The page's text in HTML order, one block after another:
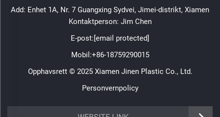
Add: Enhet 1A, Nr. 7 Guangxing Sydvei, Jimei-distrikt, Xiamen
Kontaktperson: Jim Chen
E-post:[email protected]
Mobil:+86-18759290015
Opphavsrett © 2025 Xiamen Jinen Plastic Co., Ltd.
Personvernpolicy